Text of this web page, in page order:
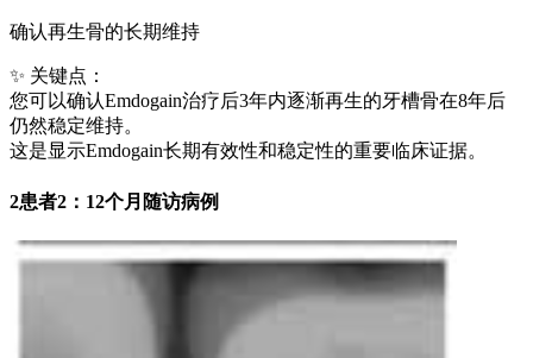
确认再生骨的长期维持
✨ 关键点：
您可以确认Emdogain治疗后3年内逐渐再生的牙槽骨在8年后
仍然稳定维持。
这是显示Emdogain长期有效性和稳定性的重要临床证据。
2患者2：12个月随访病例